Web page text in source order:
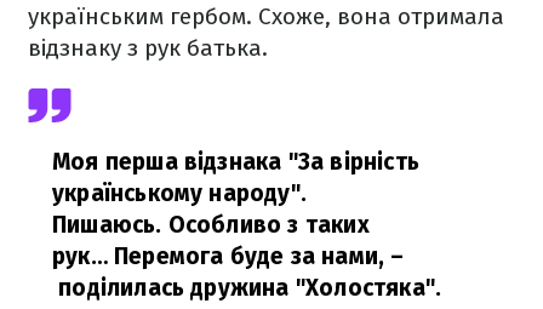
українським гербом. Схоже, вона отримала
відзнаку з рук батька.
Моя перша відзнака "За вірність
українському народу".
Пишаюсь. Особливо з таких
рук… Перемога буде за нами, –
поділилась дружина "Холостяка".